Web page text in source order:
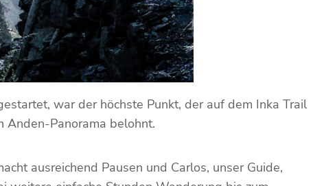
war der höchste Punkt, der auf dem Inka Trail
Anden-Panorama belohnt.
ausreichend Pausen und Carlos, unser Guide,